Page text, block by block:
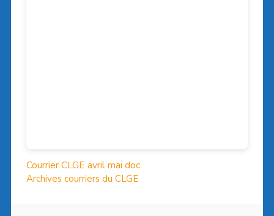
Courrier CLGE avril mai doc
Archives courriers du CLGE